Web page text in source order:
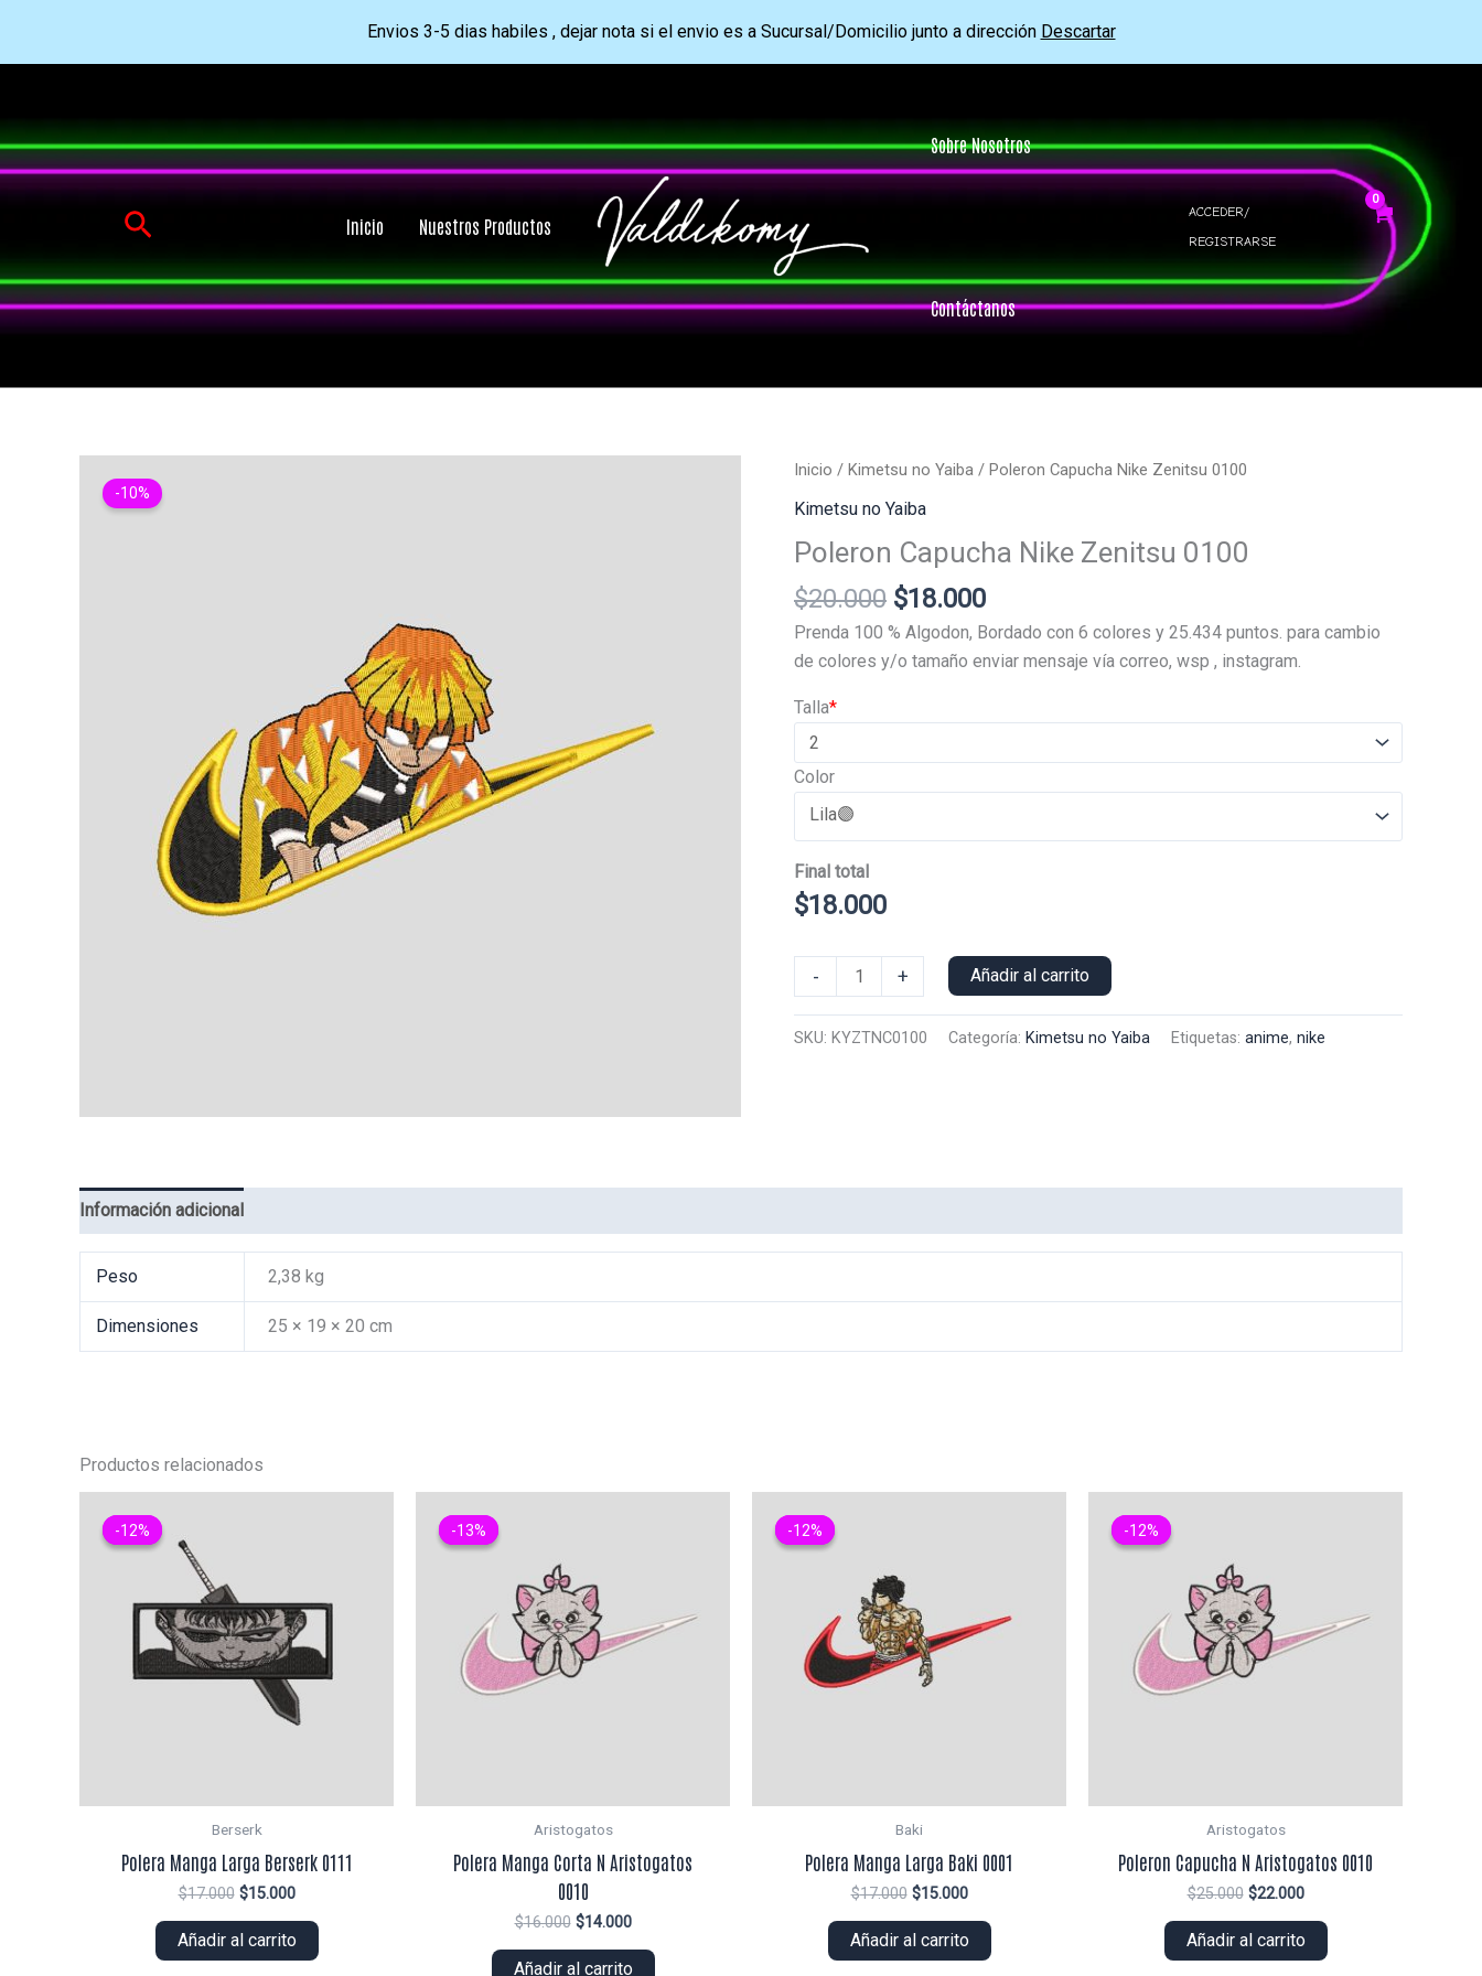
Envios 3-5 dias habiles , dejar nota si el envio es a Sucursal/Domicilio junto a dirección Descartar
contenido
Buscar Inicio Nuestros Productos
Sobre Nosotros
Contáctanos
ACCEDER/
REGISTRARSE
-10%
Inicio / Kimetsu no Yaiba / Poleron Capucha Nike Zenitsu 0100
Kimetsu no Yaiba
Poleron Capucha Nike Zenitsu 0100
$20.000 El
precio
original
$18.000El
precio
actual
Prenda 100 % Algodon, Bordado con 6 colores y 25.434 puntos. para cambio
de colores y/o tamaño enviar mensaje vía correo, wsp , instagram.
*
Talla
Color
Final total
$18.000
-
Capucha
Nike
+ Añadir al carrito
SKU: KYZTNC0100 Categoría: Kimetsu no Yaiba Etiquetas: anime, nike
Información adicional
Peso 2,38 kg
Dimensiones 25 × 19 × 20 cm
Productos relacionados
-12%
-12%
Berserk
Polera Manga Larga Berserk 0111
$17.000 El
original
era:
$15.000El
actual
es:
Añadir al carrito
-13%
-13%
Aristogatos
Polera Manga Corta N Aristogatos
0010
$16.000 El
original
$14.000El
actual
Añadir al carrito
-12%
-12%
Baki
Polera Manga Larga Baki 0001
$17.000 El
original
era:
$15.000El
actual
es:
Añadir al carrito
-12%
-12%
Aristogatos
Poleron Capucha N Aristogatos 0010
$25.000 El
original
era:
$22.000El
actual
es:
Añadir al carrito